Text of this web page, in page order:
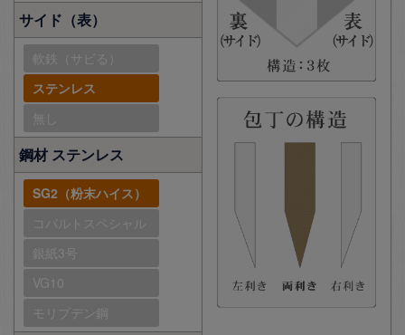
サイド（表）
軟鉄（サビる）
ステンレス
無し
鋼材 ステンレス
SG2（粉末ハイス）
コバルトスペシャル
銀紙3号
VG10
モリブデン鋼